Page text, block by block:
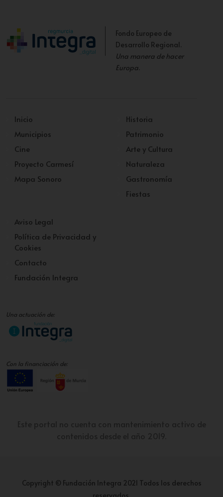
Fondo Europeo de
Desarrollo Regional.
Una manera de hacer
Europa.
Inicio
Municipios
Cine
Proyecto Carmesí
Mapa Sonoro
Historia
Patrimonio
Arte y Cultura
Naturaleza
Gastronomía
Fiestas
Aviso Legal
Política de Privacidad y
Cookies
Contacto
Fundación Integra
Una actuación de:
Con la financiación de:
Copyright © Fundación Integra 2021 Todos los derechos